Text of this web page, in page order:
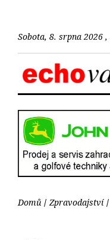
Sobota, 8. srpna 2026
Domů Zpravodajství